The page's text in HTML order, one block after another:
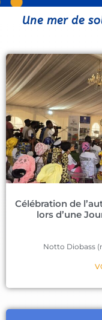
Une mer de
Célébration de
lors d’une
Notto Diobass